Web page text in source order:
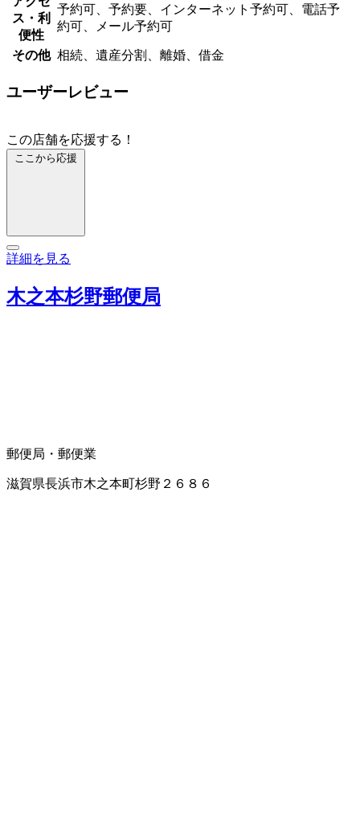
ス・利
便性
予約可、予約要、インターネット予約可、電話予
約可、メール予約可
その他 相続、遺産分割、離婚、借金
ユーザーレビュー
この店舗を応援する！
ここから応援
詳細を見る
木之本杉野郵便局
郵便局・郵便業
滋賀県長浜市木之本町杉野２６８６